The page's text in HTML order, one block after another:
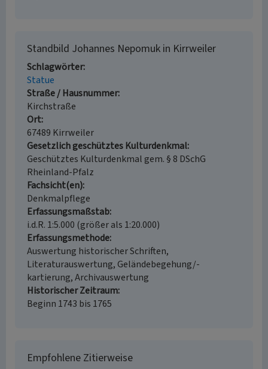
Standbild Johannes Nepomuk in Kirrweiler
Schlagwörter
Statue
Straße / Hausnummer
Kirchstraße
Ort
67489 Kirrweiler
Gesetzlich geschütztes Kulturdenkmal
Geschütztes Kulturdenkmal gem. § 8 DSchG
Rheinland-Pfalz
Fachsicht(en)
Denkmalpflege
Erfassungsmaßstab
i.d.R. 1:5.000 (größer als 1:20.000)
Erfassungsmethode
Auswertung historischer Schriften,
Literaturauswertung, Geländebegehung/-
kartierung, Archivauswertung
Historischer Zeitraum
Beginn 1743 bis 1765
Empfohlene Zitierweise